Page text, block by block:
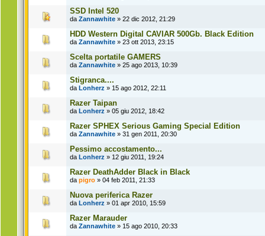
SSD Intel 520
da Zannawhite » 22 dic 2012, 21:29
HDD Western Digital CAVIAR 500Gb. Black Edition
da Zannawhite » 23 ott 2013, 23:15
Scelta portatile GAMERS
da Zannawhite » 25 ago 2013, 10:39
Stigranca....
da Lonherz » 15 ago 2012, 22:11
Razer Taipan
da Lonherz » 05 giu 2012, 18:42
Razer SPHEX Serious Gaming Special Edition
da Zannawhite » 31 gen 2011, 20:30
Pessimo accostamento...
da Lonherz » 12 giu 2011, 19:24
Razer DeathAdder Black in Black
da pigro » 04 feb 2011, 21:33
Nuova periferica Razer
da Lonherz » 01 apr 2010, 15:59
Razer Marauder
da Zannawhite » 15 ago 2010, 20:33